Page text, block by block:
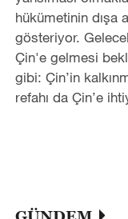
hükümetinin dışa
gösteriyor.
Çin'e gelmesi
gibi: Çin’in
refahı da Çin’e